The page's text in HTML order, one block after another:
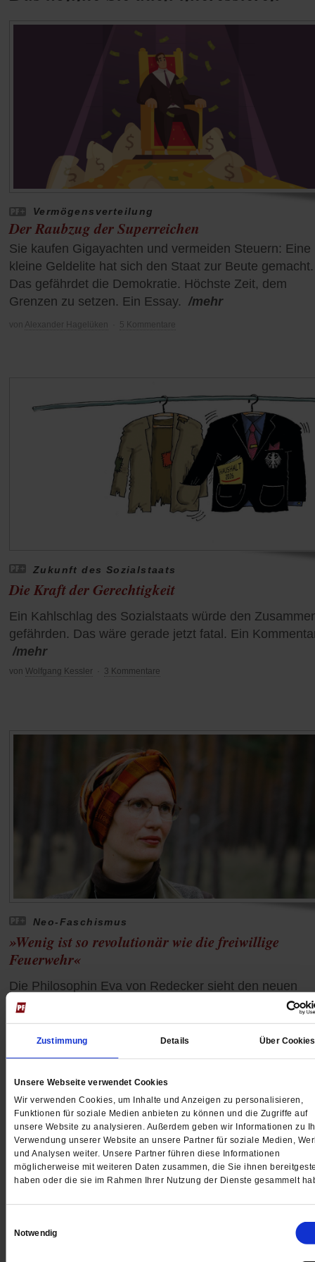
Zustimmung Details Über Cookies
Unsere Webseite verwendet Cookies
Wir verwenden Cookies, um Inhalte und Anzeigen zu personalisieren,
Funktionen für soziale Medien anbieten zu können und die Zugriffe auf
unsere Website zu analysieren. Außerdem geben wir Informationen zu
Verwendung unserer Website an unsere Partner für soziale Medien,
und Analysen weiter. Unsere Partner führen diese Informationen
möglicherweise mit weiteren Daten zusammen, die Sie ihnen
haben oder die sie im Rahmen Ihrer Nutzung der Dienste gesammelt
Notwendig
Vermögensverteilung
Der Raubzug der Superreichen
Sie kaufen Gigayachten und vermeiden Steuern: Eine
kleine Geldelite hat sich den Staat zur Beute gemacht.
Das gefährdet die Demokratie. Höchste Zeit, dem
Grenzen zu setzen. Ein Essay. /mehr
von Alexander Hagelüken 5 Kommentare
Zukunft des Sozialstaats
Die Kraft der Gerechtigkeit
Ein Kahlschlag des Sozialstaats würde den
gefährden. Das wäre gerade jetzt fatal. Ein
/mehr
von Wolfgang Kessler 3 Kommentare
Neo-Faschismus
»Wenig ist so revolutionär wie die freiwillige
Feuerwehr«
Die Philosophin Eva von Redecker sieht den neuen
Faschismus als Fortsetzung einer kapitalistischen
Was macht ihr Hoffnung angesichts des globalen
Rechtsrucks?
3 Kommentare